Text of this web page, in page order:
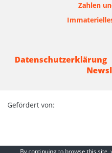
Zahlen
Datenschutzerklärung
Gefördert von:
By continuing to browse this site,